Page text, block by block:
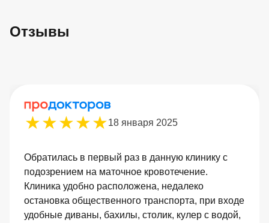
Отзывы
18 января 2025
Обратилась в первый раз в данную клинику с
подозрением на маточное кровотечение.
Клиника удобно расположена, недалеко
остановка общественного транспорта, при входе
удобные диваны, бахилы, столик, кулер с водой,